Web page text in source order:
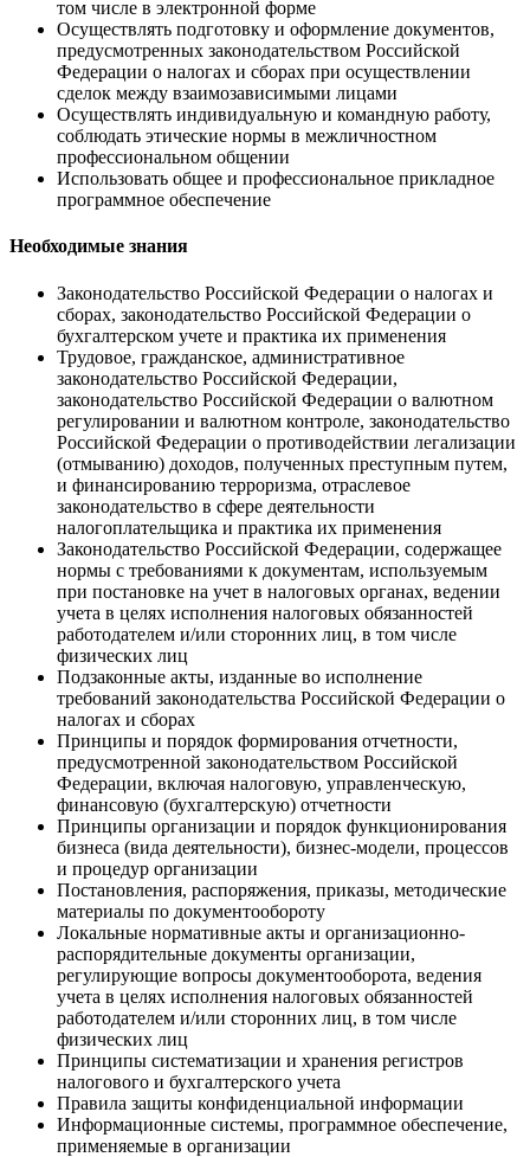
том числе в электронной форме
Осуществлять подготовку и оформление документов,
предусмотренных законодательством Российской
Федерации о налогах и сборах при осуществлении
сделок между взаимозависимыми лицами
Осуществлять индивидуальную и командную работу,
соблюдать этические нормы в межличностном
профессиональном общении
Использовать общее и профессиональное прикладное
программное обеспечение
Необходимые знания
Законодательство Российской Федерации о налогах и
сборах, законодательство Российской Федерации о
бухгалтерском учете и практика их применения
Трудовое, гражданское, административное
законодательство Российской Федерации,
законодательство Российской Федерации о валютном
регулировании и валютном контроле, законодательство
Российской Федерации о противодействии легализации
(отмыванию) доходов, полученных преступным путем,
и финансированию терроризма, отраслевое
законодательство в сфере деятельности
налогоплательщика и практика их применения
Законодательство Российской Федерации, содержащее
нормы с требованиями к документам, используемым
при постановке на учет в налоговых органах, ведении
учета в целях исполнения налоговых обязанностей
работодателем и/или сторонних лиц, в том числе
физических лиц
Подзаконные акты, изданные во исполнение
требований законодательства Российской Федерации о
налогах и сборах
Принципы и порядок формирования отчетности,
предусмотренной законодательством Российской
Федерации, включая налоговую, управленческую,
финансовую (бухгалтерскую) отчетности
Принципы организации и порядок функционирования
бизнеса (вида деятельности), бизнес-модели, процессов
и процедур организации
Постановления, распоряжения, приказы, методические
материалы по документообороту
Локальные нормативные акты и организационно-
распорядительные документы организации,
регулирующие вопросы документооборота, ведения
учета в целях исполнения налоговых обязанностей
работодателем и/или сторонних лиц, в том числе
физических лиц
Принципы систематизации и хранения регистров
налогового и бухгалтерского учета
Правила защиты конфиденциальной информации
Информационные системы, программное обеспечение,
применяемые в организации